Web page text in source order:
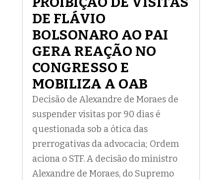
DE FLÁVIO
BOLSONARO AO PAI
GERA REAÇÃO NO
CONGRESSO E
MOBILIZA A OAB
Decisão de Alexandre de Moraes de
suspender visitas por 90 dias é
questionada sob a ótica das
prerrogativas da advocacia; Ordem
aciona o STF. A decisão do ministro
Alexandre de Moraes, do Supremo